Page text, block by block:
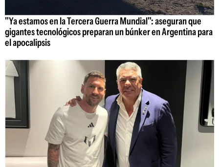
"Ya estamos en la Tercera Guerra Mundial": aseguran que
gigantes tecnológicos preparan un búnker en Argentina para
el apocalipsis